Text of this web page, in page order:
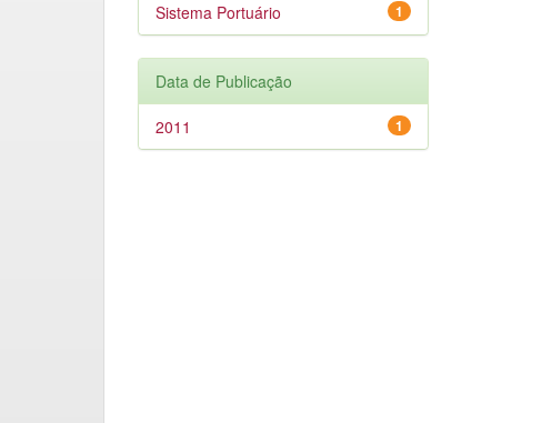
1
Sistema Portuário
Data de Publicação
1
2011